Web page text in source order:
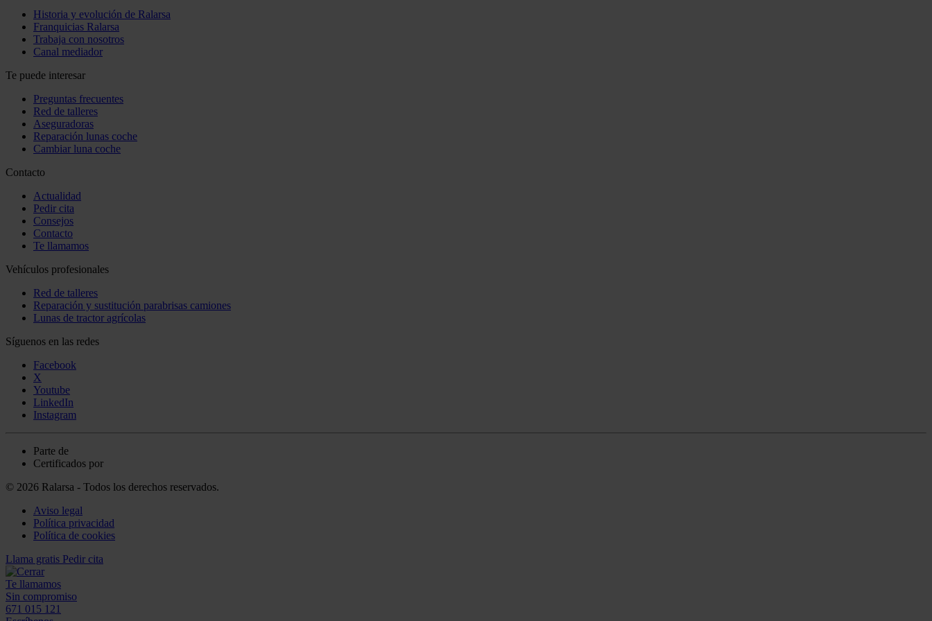
Historia y evolución de Ralarsa
Franquicias Ralarsa
Trabaja con nosotros
Canal mediador
Te puede interesar
Preguntas frecuentes
Red de talleres
Aseguradoras
Reparación lunas coche
Cambiar luna coche
Contacto
Actualidad
Pedir cita
Consejos
Contacto
Te llamamos
Vehículos profesionales
Red de talleres
Reparación y sustitución parabrisas camiones
Lunas de tractor agrícolas
Síguenos en las redes
Facebook
X
Youtube
LinkedIn
Instagram
Parte de
Certificados por
© 2026 Ralarsa - Todos los derechos reservados.
Aviso legal
Política privacidad
Política de cookies
Llama gratis Pedir cita
Te llamamos
Sin compromiso
671 015 121